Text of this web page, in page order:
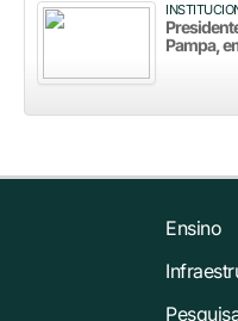
Pampa,
Ensino